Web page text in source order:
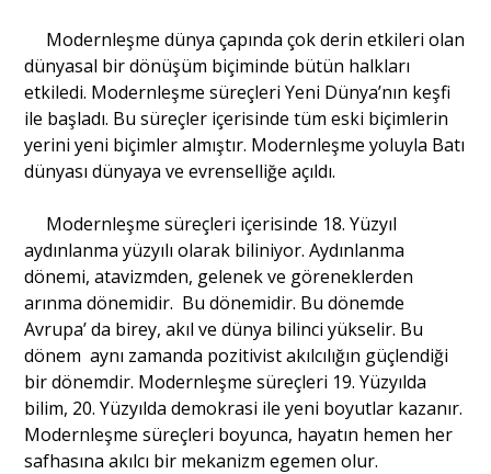
Modernleşme dünya çapında çok derin etkileri olan
dünyasal bir dönüşüm biçiminde bütün halkları
etkiledi. Modernleşme süreçleri Yeni Dünya’nın keşfi
ile başladı. Bu süreçler içerisinde tüm eski biçimlerin
yerini yeni biçimler almıştır. Modernleşme yoluyla Batı
dünyası dünyaya ve evrenselliğe açıldı.
Modernleşme süreçleri içerisinde 18. Yüzyıl
aydınlanma yüzyılı olarak biliniyor. Aydınlanma
dönemi, atavizmden, gelenek ve göreneklerden
arınma dönemidir. Bu dönemidir. Bu dönemde
Avrupa’ da birey, akıl ve dünya bilinci yükselir. Bu
dönem aynı zamanda pozitivist akılcılığın güçlendiği
bir dönemdir. Modernleşme süreçleri 19. Yüzyılda
bilim, 20. Yüzyılda demokrasi ile yeni boyutlar kazanır.
Modernleşme süreçleri boyunca, hayatın hemen her
safhasına akılcı bir mekanizm egemen olur.